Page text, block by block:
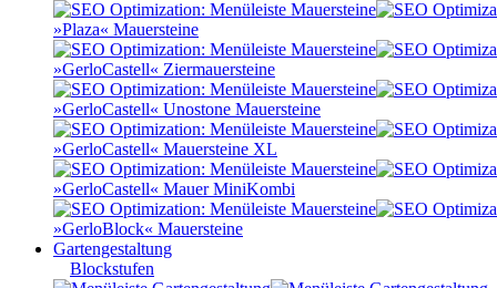
»Plaza« Mauersteine
»GerloCastell« Ziermauersteine
»GerloCastell« Unostone Mauersteine
»GerloCastell« Mauersteine XL
»GerloCastell« Mauer MiniKombi
»GerloBlock« Mauersteine
Gartengestaltung
Blockstufen